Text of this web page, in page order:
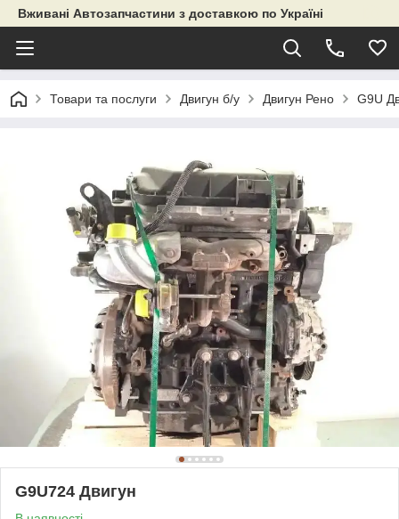
Вживані Автозапчастини з доставкою по Україні
Товари та послуги Двигун б/у Двигун Рено G9U
G9U724 Двигун